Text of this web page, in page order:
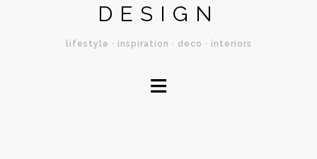
DESIGN
lifestyle · inspiration · deco · interiors
≡